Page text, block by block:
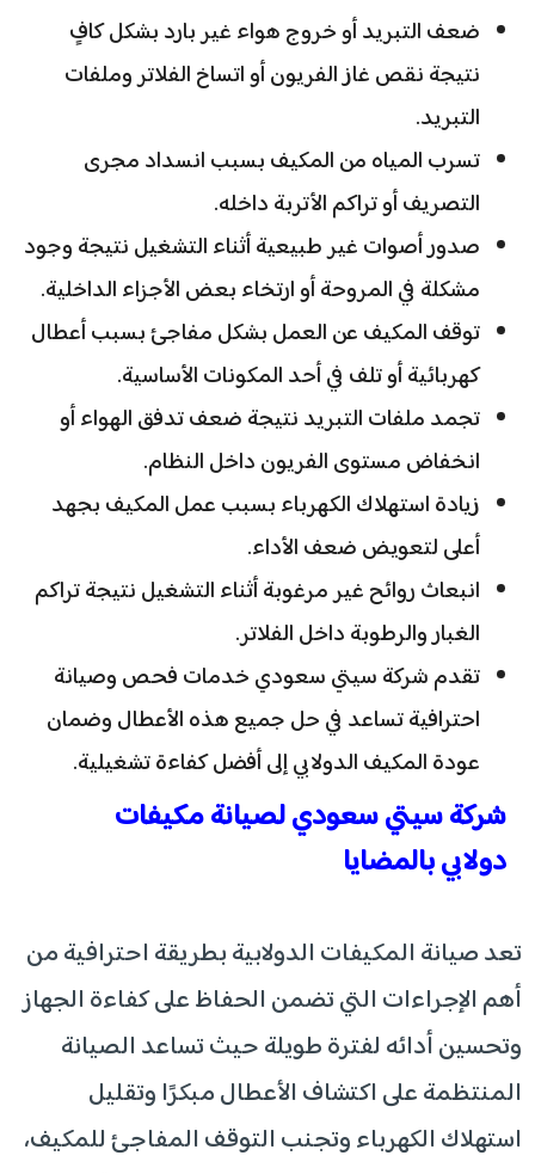
ضعف التبريد أو خروج هواء غير بارد بشكل كافٍ
نتيجة نقص غاز الفريون أو اتساخ الفلاتر وملفات
التبريد.
تسرب المياه من المكيف بسبب انسداد مجرى
التصريف أو تراكم الأتربة داخله.
صدور أصوات غير طبيعية أثناء التشغيل نتيجة وجود
مشكلة في المروحة أو ارتخاء بعض الأجزاء الداخلية.
توقف المكيف عن العمل بشكل مفاجئ بسبب أعطال
كهربائية أو تلف في أحد المكونات الأساسية.
تجمد ملفات التبريد نتيجة ضعف تدفق الهواء أو
انخفاض مستوى الفريون داخل النظام.
زيادة استهلاك الكهرباء بسبب عمل المكيف بجهد
أعلى لتعويض ضعف الأداء.
انبعاث روائح غير مرغوبة أثناء التشغيل نتيجة تراكم
الغبار والرطوبة داخل الفلاتر.
تقدم شركة سيتي سعودي خدمات فحص وصيانة
احترافية تساعد في حل جميع هذه الأعطال وضمان
عودة المكيف الدولابي إلى أفضل كفاءة تشغيلية.
شركة سيتي سعودي لصيانة مكيفات
دولابي بالمضايا
تعد صيانة المكيفات الدولابية بطريقة احترافية من
أهم الإجراءات التي تضمن الحفاظ على كفاءة الجهاز
وتحسين أدائه لفترة طويلة حيث تساعد الصيانة
المنتظمة على اكتشاف الأعطال مبكرًا وتقليل
استهلاك الكهرباء وتجنب التوقف المفاجئ للمكيف،